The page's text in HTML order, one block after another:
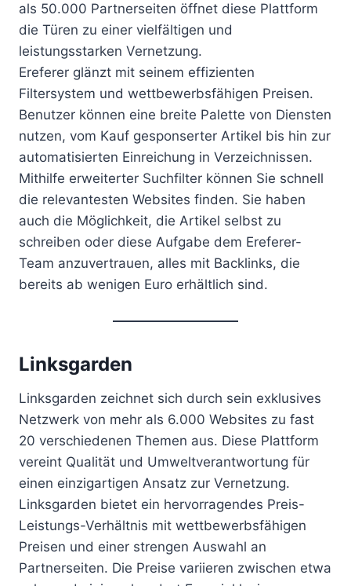
als 50.000 Partnerseiten öffnet diese Plattform
die Türen zu einer vielfältigen und
leistungsstarken Vernetzung.
Ereferer glänzt mit seinem effizienten
Filtersystem und wettbewerbsfähigen Preisen.
Benutzer können eine breite Palette von Diensten
nutzen, vom Kauf gesponserter Artikel bis hin zur
automatisierten Einreichung in Verzeichnissen.
Mithilfe erweiterter Suchfilter können Sie schnell
die relevantesten Websites finden. Sie haben
auch die Möglichkeit, die Artikel selbst zu
schreiben oder diese Aufgabe dem Ereferer-
Team anzuvertrauen, alles mit Backlinks, die
bereits ab wenigen Euro erhältlich sind.
Linksgarden
Linksgarden zeichnet sich durch sein exklusives
Netzwerk von mehr als 6.000 Websites zu fast
20 verschiedenen Themen aus. Diese Plattform
vereint Qualität und Umweltverantwortung für
einen einzigartigen Ansatz zur Vernetzung.
Linksgarden bietet ein hervorragendes Preis-
Leistungs-Verhältnis mit wettbewerbsfähigen
Preisen und einer strengen Auswahl an
Partnerseiten. Die Preise variieren zwischen etwa